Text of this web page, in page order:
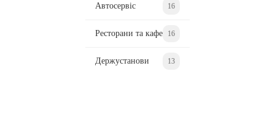
Автосервіс 16
Ресторани та кафе 16
Держустанови 13